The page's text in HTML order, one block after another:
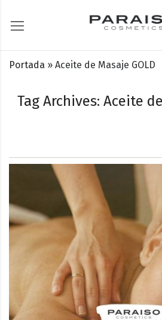
Tag Archives: Aceite
Portada » Aceite de Masaje GOLD